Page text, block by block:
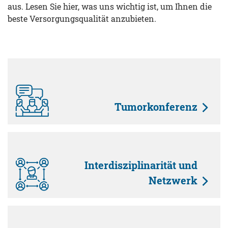
aus. Lesen Sie hier, was uns wichtig ist, um Ihnen die
beste Versorgungsqualität anzubieten.
Tumorkonferenz
Interdisziplinarität und
Netzwerk